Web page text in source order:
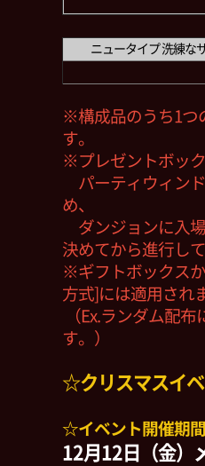
ニュータイプ 洗練な
※構成品のうち1つ
す。
※プレゼントボッ
パーティウィン
め、
ダンジョンに入
決めてから進行し
※ギフトボックス
方式]には適用され
（Ex.ランダム配
す。）
☆クリスマスイ
☆イベント開催期
12月12日（金）